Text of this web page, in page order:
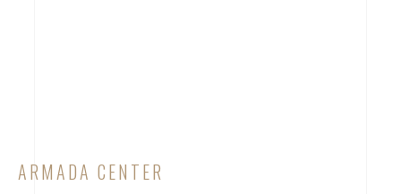
ARMADA CENTER